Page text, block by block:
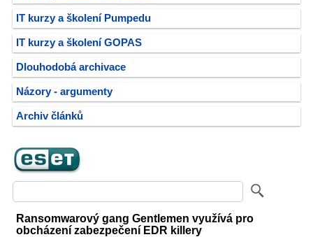
IT kurzy a školení Pumpedu
IT kurzy a školení GOPAS
Dlouhodobá archivace
Názory - argumenty
Archiv článků
Ransomwarový gang Gentlemen využívá pro
obcházení zabezpečení EDR killery